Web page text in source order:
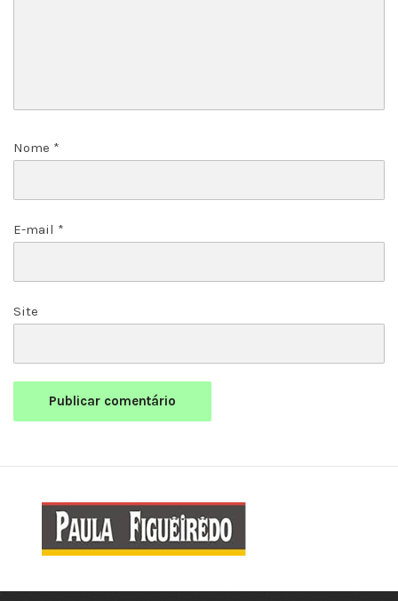
Nome *
E-mail *
Site